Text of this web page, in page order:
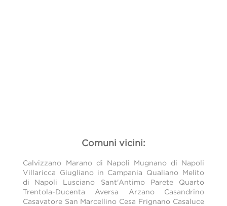
Comuni vicini:
Calvizzano Marano di Napoli
Mugnano di Napoli
Villaricca
Giugliano in Campania Qualiano Melito
di Napoli
Lusciano Sant'Antimo Parete
Quarto
Trentola-Ducenta
Aversa Arzano
Casandrino
Casavatore San Marcellino Cesa Frignano Casaluce